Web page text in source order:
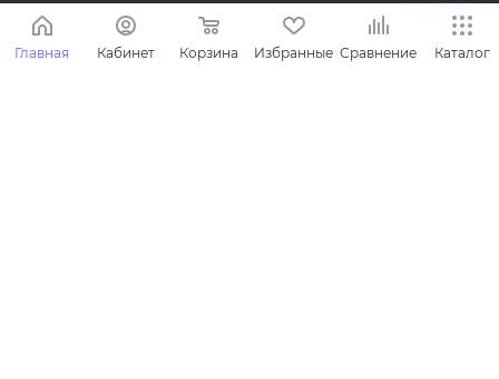
Info@miasinopt.ru
Москва, Огородный пр., 16/1с4, оф.
Главная Кабинет Корзина Избранные Сравнение Каталог